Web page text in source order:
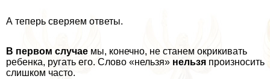
А теперь сверяем ответы.
В первом случае мы, конечно, не станем окрикивать
ребенка, ругать его. Слово «нельзя» нельзя произносить
слишком часто.